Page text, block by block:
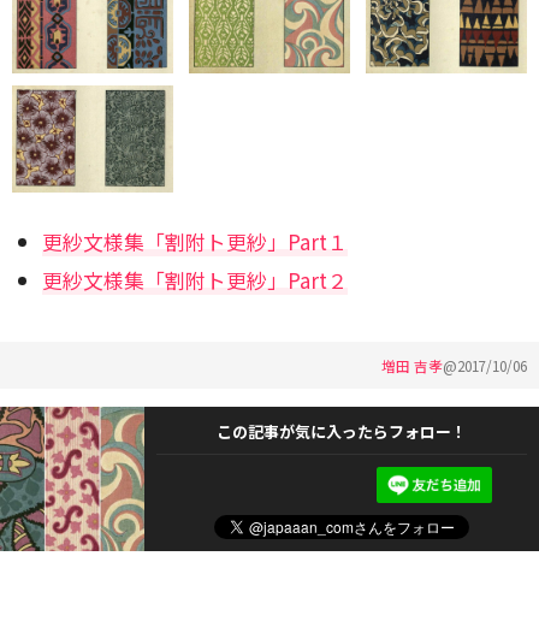
更紗文様集「割附ト更紗」Part１
更紗文様集「割附ト更紗」Part２
増田 吉孝@2017/10/06
この記事が気に入ったらフォロー！